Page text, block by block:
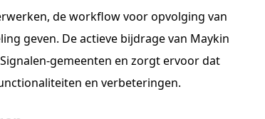
de workflow voor opvolging van
geven. De actieve bijdrage van Maykin
gemeenten en zorgt ervoor dat
en verbeteringen.